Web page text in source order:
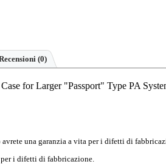
(0)
for Larger "Passport" Type PA
avrete una garanzia a vita per i difetti di
i difetti di fabbricazione.